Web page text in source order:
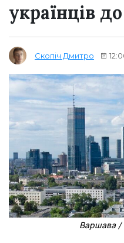
українців
Скопіч Дмитро
Варшава /